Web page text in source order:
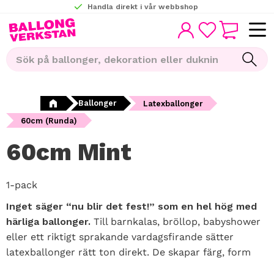
Meny
Handla direkt i vår webbshop
FAVORITER
KUNDVAGN
Ballonger
Latexballonger
60cm (Runda)
60cm Mint
1-pack
Inget säger “nu blir det fest!” som en hel hög med
härliga ballonger. Till barnkalas, bröllop, babyshower
eller ett riktigt sprakande vardagsfirande sätter
latexballonger rätt ton direkt. De skapar färg, form